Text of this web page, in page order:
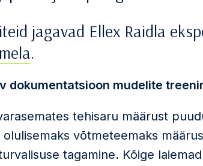
jagavad Ellex Raidla
.
dokumentatsioon mudelite
tehisaru määrust
olulisemaks võtmeteemaks
tagamine. Kõige